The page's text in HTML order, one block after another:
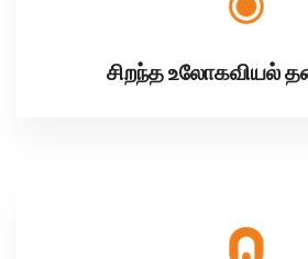
சிறந்த உலோகவியல்